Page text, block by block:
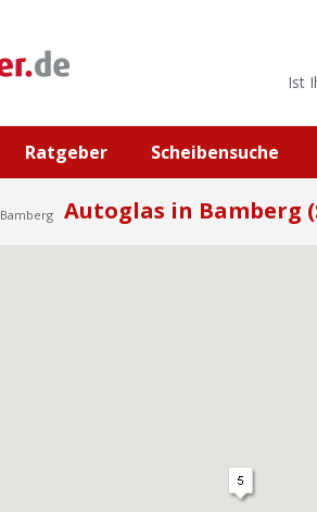
Ist
Ratgeber Scheibensuche
Bamberg Autoglas in Bamberg